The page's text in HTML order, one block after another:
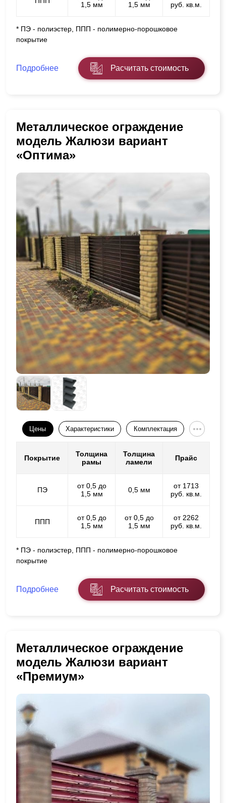
1,5 мм
1,5 мм
руб. кв.м.
* ПЭ - полиэстер, ППП - полимерно-порошковое
покрытие
Подробнее Расчитать стоимость
Металлическое ограждение
модель Жалюзи вариант
«Оптима»
Цены Характеристики Комплектация
Покрытие
Толщина
рамы
Толщина
ламели
Прайс
ПЭ
от 0,5 до
1,5 мм
0,5 мм
от 1713
руб. кв.м.
ППП
от 0,5 до
1,5 мм
от 0,5 до
1,5 мм
от 2262
руб. кв.м.
* ПЭ - полиэстер, ППП - полимерно-порошковое
покрытие
Подробнее Расчитать стоимость
Металлическое ограждение
модель Жалюзи вариант
«Премиум»